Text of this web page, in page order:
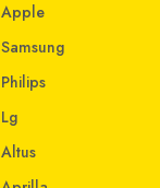
Apple
Samsung
Philips
Lg
Altus